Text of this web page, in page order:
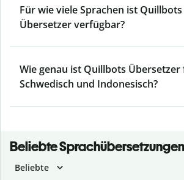
Für wie viele Sprachen ist Quillbots
Übersetzer verfügbar?
Wie genau ist Quillbots
Schwedisch und Indonesisch?
Beliebte Sprachübersetzungen
Beliebte